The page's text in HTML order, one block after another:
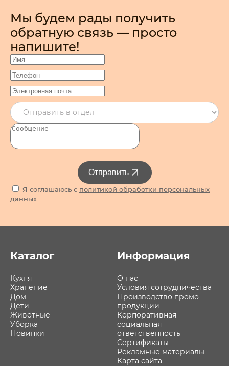
Мы будем рады получить
обратную связь — просто
напишите!
Я соглашаюсь с политикой обработки персональных
данных
Отправить
Каталог
Кухня
Хранение
Дом
Дети
Животные
Уборка
Новинки
Информация
О нас
Условия сотрудничества
Производство промо-
продукции
Корпоративная
социальная
ответственность
Сертификаты
Рекламные материалы
Карта сайта